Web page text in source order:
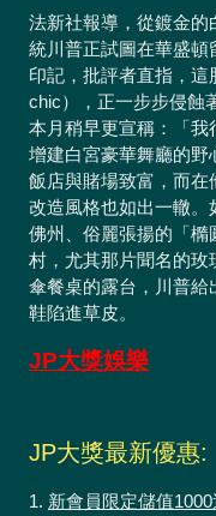
法新社報導，從鍍金的
統川普正試圖在華盛
印記，批評者直指，
chic），正一步步侵蝕
本月稍早更宣稱：「
增建白宮豪華舞廳的
飯店與賭場致富，而在
改造風格也如出一轍
佛州、俗麗張揚的「橢
村，尤其那片聞名的
傘餐桌的露台，川普給
鞋陷進草皮。
JP大獎娛樂
JP大獎最新優惠:
1. 新會員限定儲值